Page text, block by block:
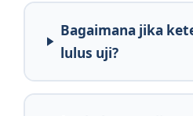
Bagaimana jika
lulus uji?